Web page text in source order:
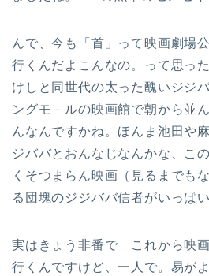
んで、今も「首」って映画劇場
行くんだよこんなの。って思っ
けしと同世代の太った醜いジジ
ングモ－ルの映画館で朝から並
んなんですかね。ほんま池田や
ジババとおんなじなんかな、こ
くそつまらん映画（見るまでも
る団塊のジジババ信者がいっぱ
実はきょう非番で これから映
行くんですけど、一人で。易が